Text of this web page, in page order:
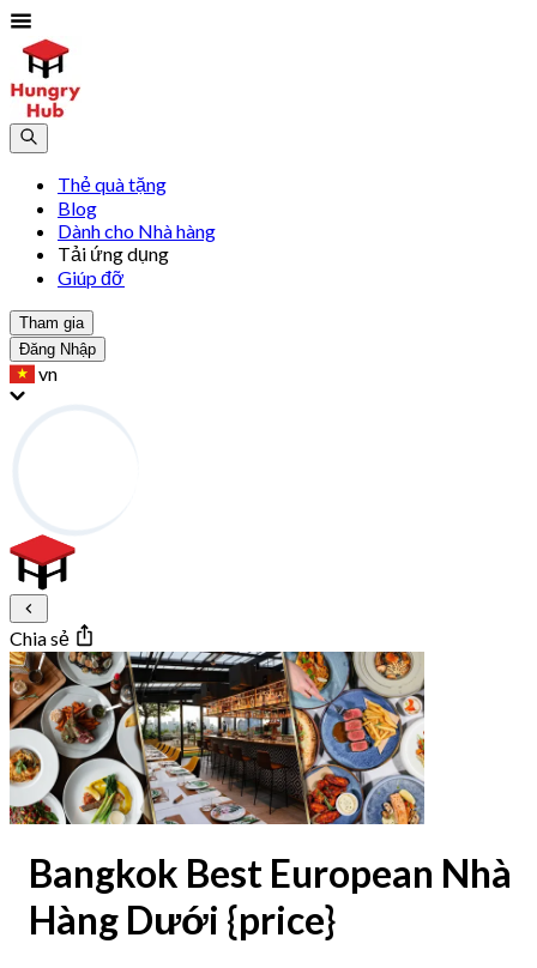
Thẻ quà tặng
Blog
Dành cho Nhà hàng
Tải ứng dụng
Giúp đỡ
Tham gia
Đăng Nhập
vn
Chia sẻ
Bangkok Best European Nhà
Hàng Dưới {price}